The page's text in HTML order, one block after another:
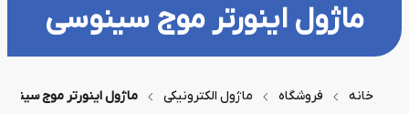
ماژول اینورتر موج سینوسی
خانه فروشگاه ماژول الکترونیکی ماژول اینورتر موج